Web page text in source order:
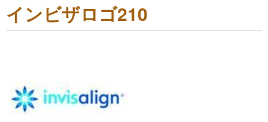
インビザロゴ210